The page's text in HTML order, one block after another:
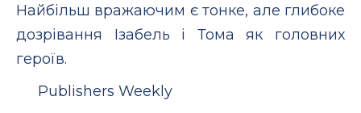
Найбільш вражаючим є тонке, але глибоке
дозрівання Ізабель і Тома як головних
героїв.
Publishers Weekly